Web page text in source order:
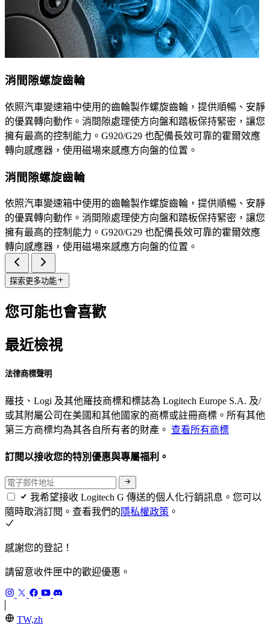
消間隙螺旋齒輪
依照汽車變速箱中使用的齒輪製作螺旋齒輪，提供順暢、安靜
的優異轉向動作。消間隙處理使方向盤和踏板保持緊密，讓您
擁有最高的控制能力。G920/G29 也配備長效可靠的霍爾效應
轉向感應器，使用磁場來感應方向盤的位置。
消間隙螺旋齒輪
依照汽車變速箱中使用的齒輪製作螺旋齒輪，提供順暢、安靜
的優異轉向動作。消間隙處理使方向盤和踏板保持緊密，讓您
擁有最高的控制能力。G920/G29 也配備長效可靠的霍爾效應
轉向感應器，使用磁場來感應方向盤的位置。
探索更多功能
您可能也會喜歡
最近檢視
法律商標聲明
羅技、Logi 及其他羅技商標和標誌為 Logitech Europe S.A. 及/
或其附屬公司在美國和其他國家的商標或註冊商標。所有其他
第三方商標均為其各自所有者的財產。 查看所有商標
訂閱以接收您的特別優惠與專屬福利。
我希望接收 Logitech G 傳送的個人化行銷訊息。您可以
隨時取消訂閱。查看我們的隱私權政策 。
感謝您的登記！
請留意收件匣中的歡迎優惠。
TW,zh